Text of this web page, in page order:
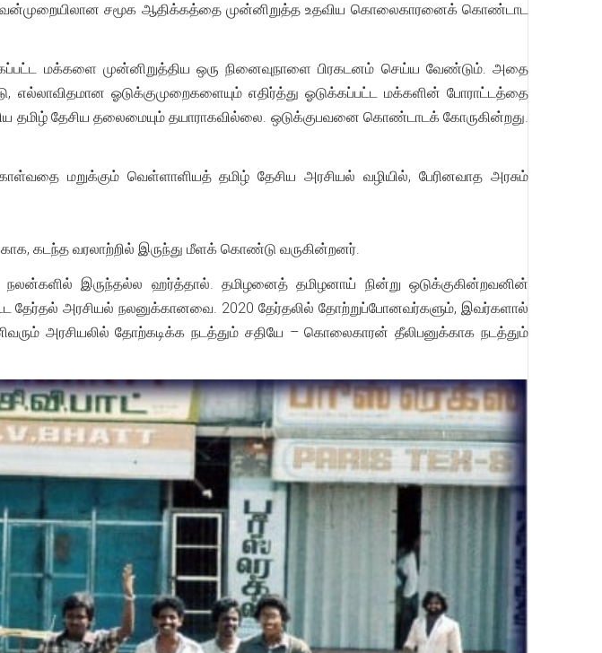
சமூக ஆதிக்கத்தை முன்னிறுத்த உதவிய கொலைகாரனைக் கொண்டாட
மக்களை முன்னிறுத்திய ஒரு நினைவுநாளை பிரகடனம் செய்ய வேண்டும். அதை
எல்லாவிதமான ஓடுக்குமுறைகளையும் எதிர்த்து ஓடுக்கப்பட்ட மக்களின் போராட்டத்தை
தேசிய தலைமையும் தயாராகவில்லை. ஒடுக்குபவனை கொண்டாடக் கோருகின்றது.
மறுக்கும் வெள்ளாளியத் தமிழ் தேசிய அரசியல் வழியில், பேரினவாத அரசும்
கடந்த வரலாற்றில் இருந்து மீளக் கொண்டு வருகின்றனர்.
இருந்தல்ல ஹர்த்தால். தமிழனைத் தமிழனாய் நின்று ஒடுக்குகின்றவனின்
தேர்தல் அரசியல் நலனுக்கானவை. 2020 தேர்தலில் தோற்றுப்போனவர்களும், இவர்களால்
அரசியலில் தோற்கடிக்க நடத்தும் சதியே – கொலைகாரன் தீலிபனுக்காக நடத்தும்